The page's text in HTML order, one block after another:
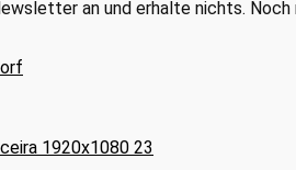
an und erhalte nichts.